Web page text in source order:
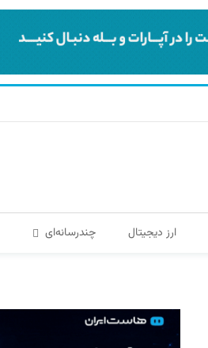
ارز دیجیتال چندرسانه‌ای